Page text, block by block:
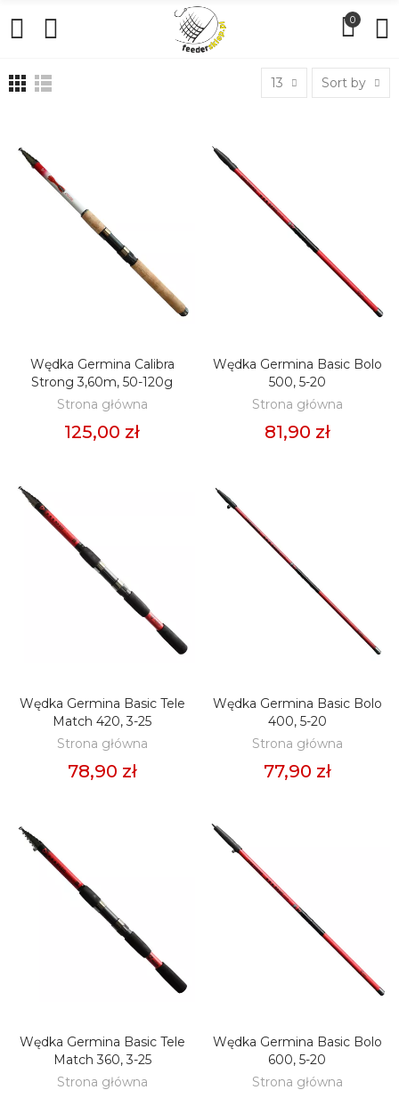
0
13 Sort by
DODAJ DO KOSZYKA
Wędka Germina Calibra
Strong 3,60m, 50-120g
Strona główna
125,00 zł
DODAJ DO KOSZYKA
Wędka Germina Basic Bolo
500, 5-20
Strona główna
81,90 zł
DODAJ DO KOSZYKA
Wędka Germina Basic Tele
Match 420, 3-25
Strona główna
78,90 zł
DODAJ DO KOSZYKA
Wędka Germina Basic Bolo
400, 5-20
Strona główna
77,90 zł
DODAJ DO KOSZYKA
Wędka Germina Basic Tele
Match 360, 3-25
Strona główna
DODAJ DO KOSZYKA
Wędka Germina Basic Bolo
600, 5-20
Strona główna